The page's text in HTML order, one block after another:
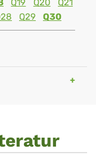
Q19 Q20
Q21
Q29 Q30